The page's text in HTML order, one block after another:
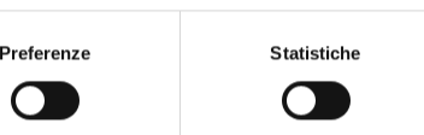
Preferenze Statistiche
in 14 lingue